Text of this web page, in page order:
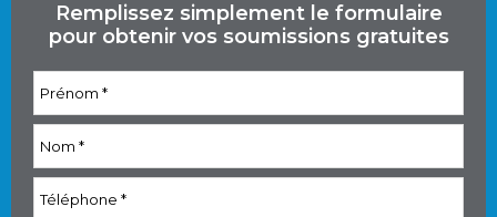
Remplissez simplement le formulaire
pour obtenir vos soumissions gratuites